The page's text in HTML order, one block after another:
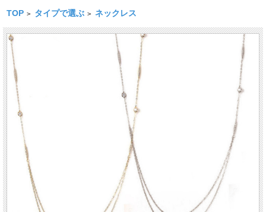
TOP > タイプで選ぶ > ネックレス